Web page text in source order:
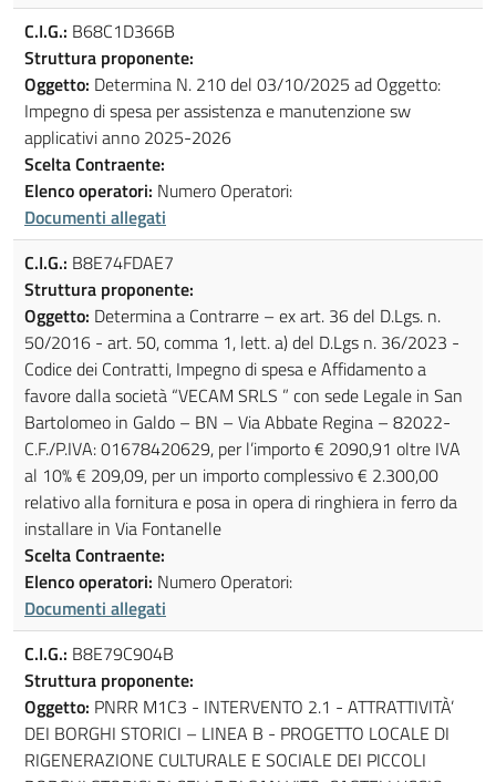
C.I.G.: B68C1D366B
Struttura proponente:
Oggetto: Determina N. 210 del 03/10/2025 ad Oggetto:
Impegno di spesa per assistenza e manutenzione sw
applicativi anno 2025-2026
Scelta Contraente:
Elenco operatori: Numero Operatori:
Documenti allegati
C.I.G.: B8E74FDAE7
Struttura proponente:
Oggetto: Determina a Contrarre – ex art. 36 del D.Lgs. n.
50/2016 - art. 50, comma 1, lett. a) del D.Lgs n. 36/2023 -
Codice dei Contratti, Impegno di spesa e Affidamento a
favore dalla società “VECAM SRLS ” con sede Legale in San
Bartolomeo in Galdo – BN – Via Abbate Regina – 82022-
C.F./P.IVA: 01678420629, per l’importo € 2090,91 oltre IVA
al 10% € 209,09, per un importo complessivo € 2.300,00
relativo alla fornitura e posa in opera di ringhiera in ferro da
installare in Via Fontanelle
Scelta Contraente:
Elenco operatori: Numero Operatori:
Documenti allegati
C.I.G.: B8E79C904B
Struttura proponente:
Oggetto: PNRR M1C3 - INTERVENTO 2.1 - ATTRATTIVITÀ’
DEI BORGHI STORICI – LINEA B - PROGETTO LOCALE DI
RIGENERAZIONE CULTURALE E SOCIALE DEI PICCOLI